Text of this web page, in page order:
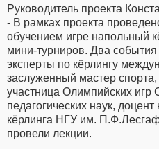
Руководитель проекта
- В рамках проекта
обучением игре напольный
мини-турниров. Два
эксперты по кёрлингу
заслуженный мастер
участница Олимпийских игр
педагогических наук,
кёрлинга НГУ им.
провели лекции.